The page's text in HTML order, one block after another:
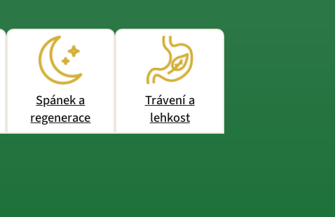
Spánek a
regenerace
Trávení a
lehkost